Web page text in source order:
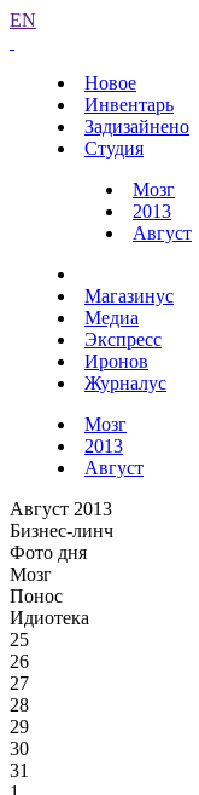
EN
Новое
Инвентарь
Задизайнено
Студия
Мозг
2013
Август
Магазинус
Медиа
Экспресс
Иронов
Журналус
Мозг
2013
Август
Август 2013
Бизнес-линч
Фото дня
Мозг
Понос
Идиотека
25
26
27
28
29
30
31